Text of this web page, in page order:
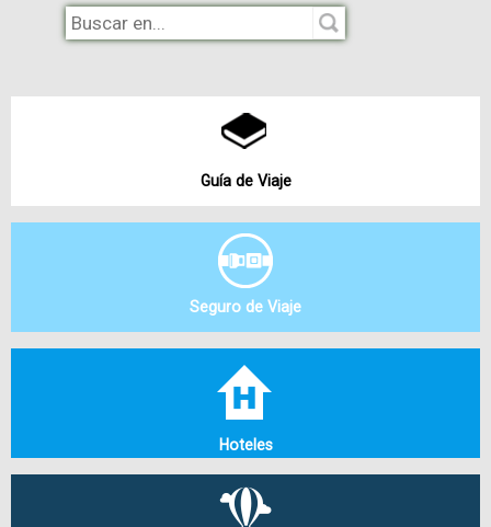
Guía de Viaje
Seguro de Viaje
Hoteles